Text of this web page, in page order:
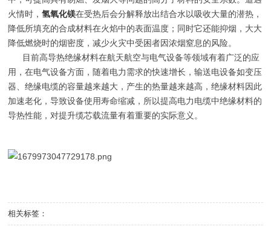
火情时，氢氧化镁在受热后会分解释放出结合水以吸收大量的潜热，
降低所填充的合成材料在火焰中的表面温度；同时它还能抑烟，大大
降低燃烧时的烟密度，减少火灾中受困者因浓烟窒息的风险。
目前高导热绝缘材料在航天航空与电气设备等领域有着广泛的应
用，在电气设备方面，随着电力需求的快速增长，输送电设备如变压
器、绝缘电缆的容量越来越大，产生的热量越来越高，绝缘材料因此
加速老化，导致设备使用寿命缩减，所以提高电力电缆中绝缘材料的
导热性能，对提升缆芯载流量有着重要的实际意义。
相关标签：